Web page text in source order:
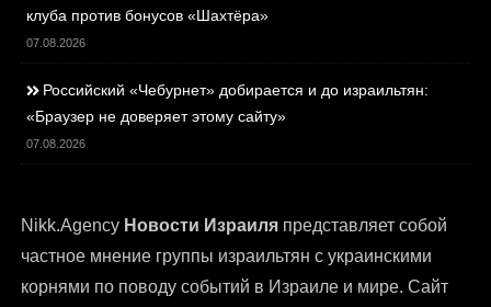
клуба против бонусов «Шахтёра»
07.08.2026
Российский «Чебурнет» добирается и до израильтян:
«Браузер не доверяет этому сайту»
07.08.2026
Nikk.Agency Новости Израиля представляет собой
частное мнение группы израильтян с украинскими
корнями по поводу событий в Израиле и мире. Сайт